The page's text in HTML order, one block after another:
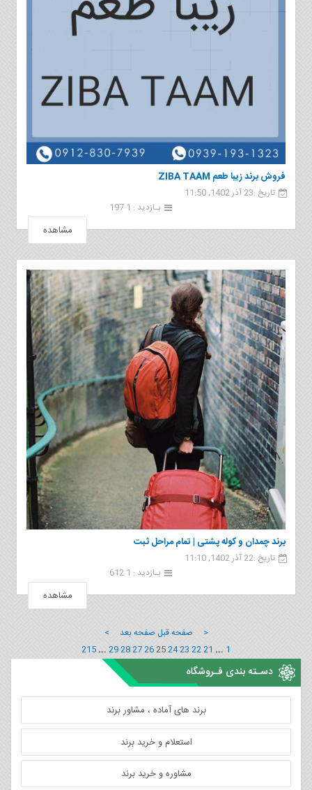
فروش برند زيبا طعم ZIBA TAAM
تاریخ :23 آذر 1402, 11:50
بـازدید : 1 197
مشاهده
برند چمدان و کوله پشتی | تمام مراحل ثبت
تاریخ :22 آذر 1402, 11:10
بـازدید : 1 612
مشاهده
< صفحه قبل صفحه بعد >
1
...
21
22
23
24
25
26
27
28
29
...
215
دسـته بندی فـروشگاه
برند های آماده ، مشاور برند
استعلام و خرید برند
مشاوره و خرید برند